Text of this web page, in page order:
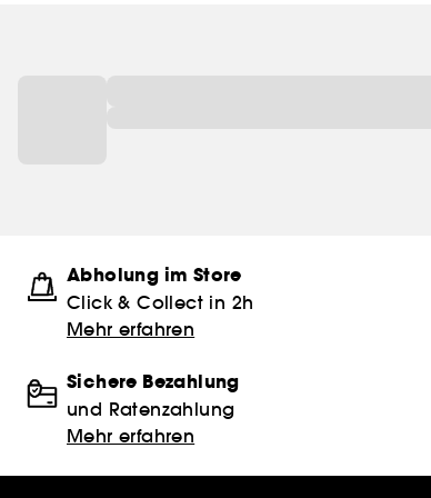
Abholung im Store
Click & Collect in 2h
Mehr erfahren
Sichere Bezahlung
und Ratenzahlung
Mehr erfahren